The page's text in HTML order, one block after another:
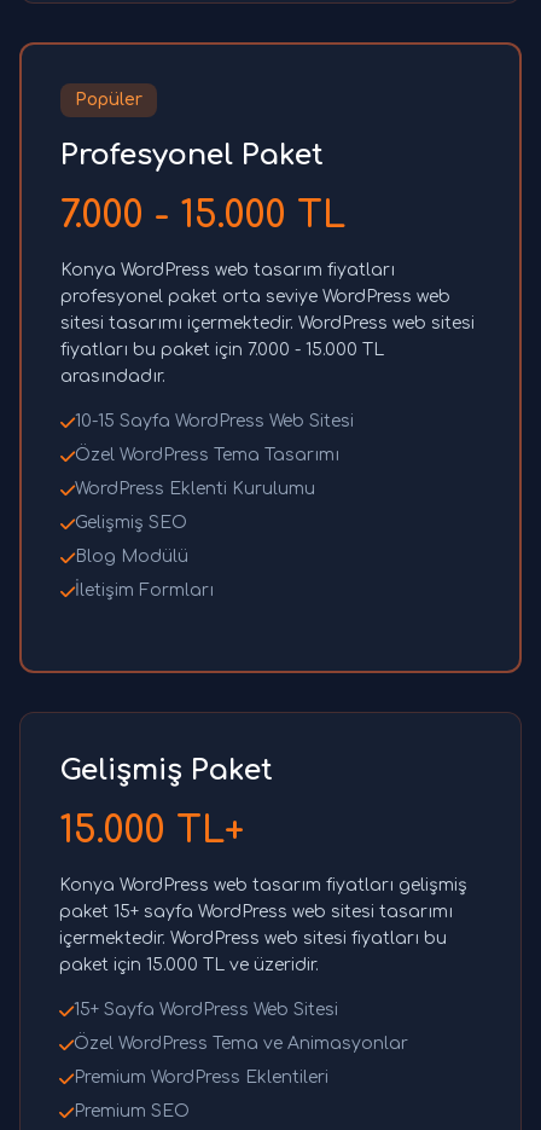
Popüler
Profesyonel Paket
7.000 - 15.000 TL
Konya WordPress web tasarım fiyatları
profesyonel paket orta seviye WordPress web
sitesi tasarımı içermektedir. WordPress web sitesi
fiyatları bu paket için 7.000 - 15.000 TL
arasındadır.
10-15 Sayfa WordPress Web Sitesi
Özel WordPress Tema Tasarımı
WordPress Eklenti Kurulumu
Gelişmiş SEO
Blog Modülü
İletişim Formları
Gelişmiş Paket
15.000 TL+
Konya WordPress web tasarım fiyatları gelişmiş
paket 15+ sayfa WordPress web sitesi tasarımı
içermektedir. WordPress web sitesi fiyatları bu
paket için 15.000 TL ve üzeridir.
15+ Sayfa WordPress Web Sitesi
Özel WordPress Tema ve Animasyonlar
Premium WordPress Eklentileri
Premium SEO